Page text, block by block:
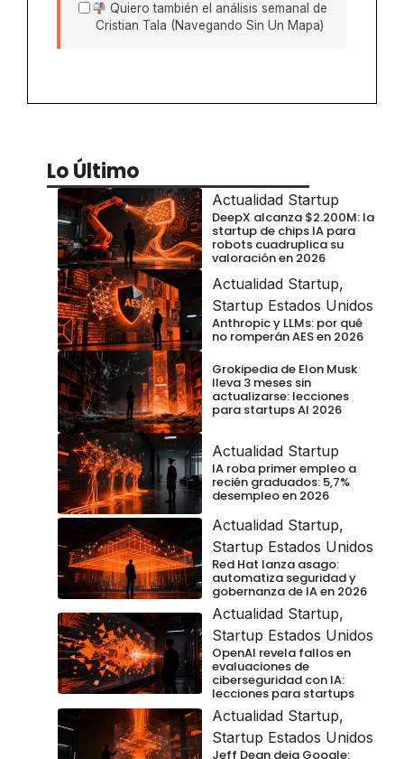
Quiero también el análisis semanal de
Cristian Tala (Navegando Sin Un Mapa)
Lo Último
Actualidad Startup
DeepX alcanza $2.200M: la
startup de chips IA para
robots cuadruplica su
valoración en 2026
Actualidad Startup,
Startup Estados Unidos
Anthropic y LLMs: por qué
no romperán AES en 2026
Grokipedia de Elon Musk
lleva 3 meses sin
actualizarse: lecciones
para startups AI 2026
Actualidad Startup
IA roba primer empleo a
recién graduados: 5,7%
desempleo en 2026
Actualidad Startup,
Startup Estados Unidos
Red Hat lanza asago:
automatiza seguridad y
gobernanza de IA en 2026
Actualidad Startup,
Startup Estados Unidos
OpenAI revela fallos en
evaluaciones de
ciberseguridad con IA:
lecciones para startups
Actualidad Startup,
Startup Estados Unidos
Jeff Dean deja Google: